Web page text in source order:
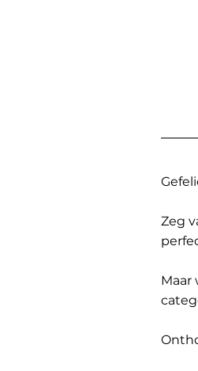
Zeg
Maar